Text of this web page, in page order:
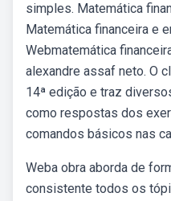
simples. Matemática
Matemática financeira e
Webmatemática
alexandre assaf neto. O
14ª edição e traz
como respostas dos
comandos básicos nas
Weba obra aborda de
consistente todos os